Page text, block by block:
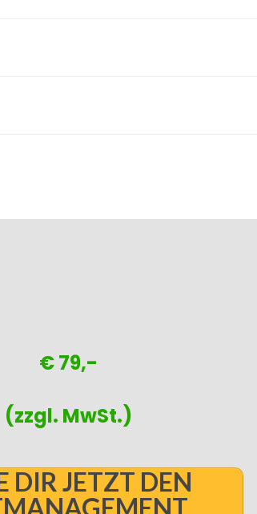
€ 79,-
(zzgl. MwSt.)
DIR JETZT DEN